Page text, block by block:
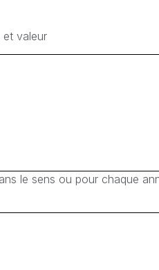
valeur
le sens ou pour chaque